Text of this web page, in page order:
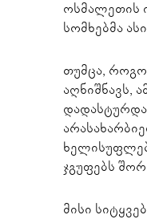
ოსმალეთის
სომხებმა
თუმცა,
აღნიშნავს,
ჯგუფებს
მისი